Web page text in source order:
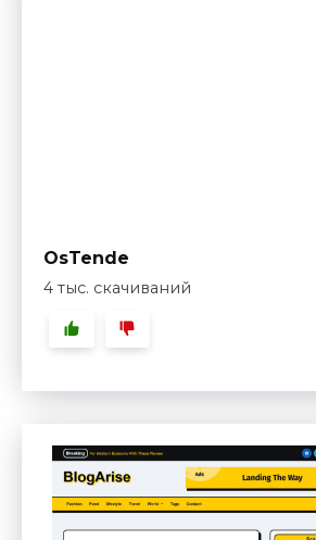
OsTende
4 тыс. скачиваний